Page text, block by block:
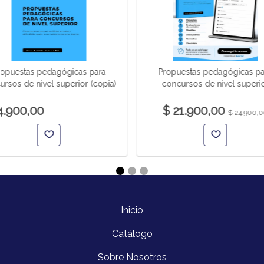
pedagógicas para
de nivel superior (copia)
Propuestas pedagógicas
concursos de nivel
$ 21.900,00$
Inicio
Catálogo
Sobre Nosotros